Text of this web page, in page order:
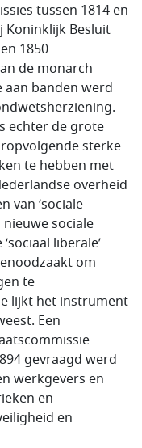
tussen 1814 en
Koninklijk Besluit
1850
de monarch
banden werd
echter de grote
sterke
te hebben met
overheid
van ‘sociale
sociale
liberale’
om
te
lijkt het instrument
Een
gevraagd werd
werkgevers en
en
en